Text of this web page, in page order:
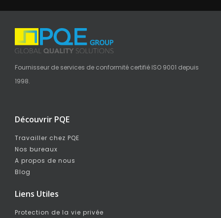
Fournisseur de services de conformité certifié ISO 9001 depuis
1998.
Découvrir PQE
Travailler chez PQE
Nos bureaux
A propos de nous
Blog
Liens Utiles
Protection de la vie privée